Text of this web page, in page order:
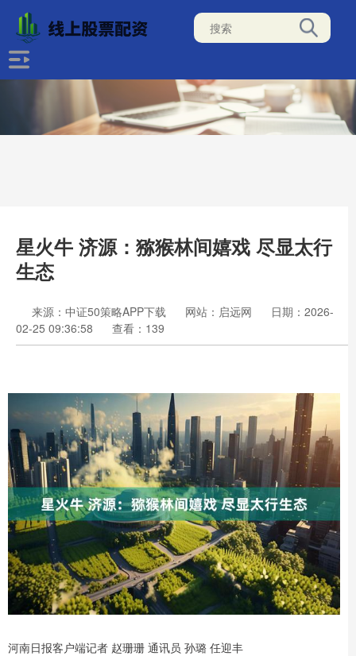
星火牛 济源：猕猴林间嬉戏 尽显太行
生态
来源：中证50策略APP下载 网站：启远网
日期：2026-
02-25 09:36:58
查看：139
河南日报客户端记者 赵珊珊 通讯员 孙璐 任迎丰